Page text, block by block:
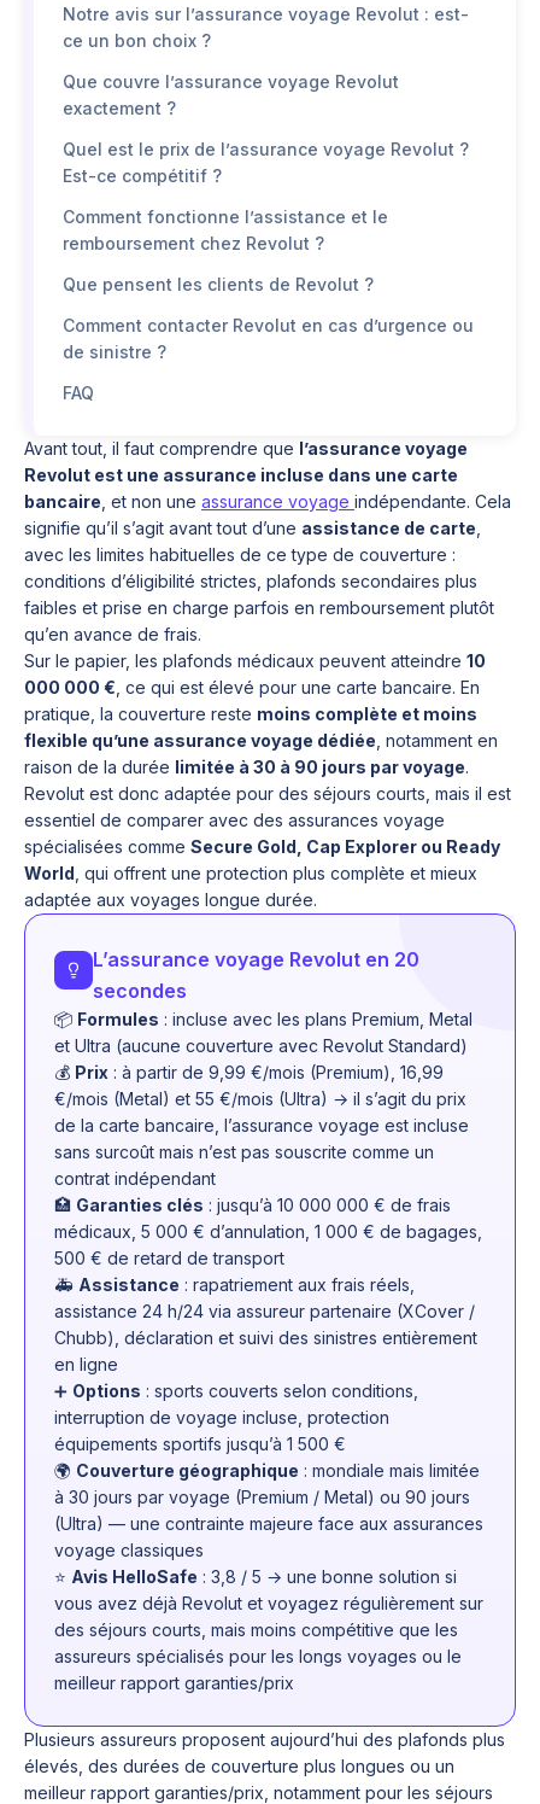
Avant tout, il faut comprendre que l’assurance voyage
Revolut est une assurance incluse dans une carte
bancaire , et non une assurance voyage indépendante. Cela
signifie qu’il s’agit avant tout d’une assistance de carte
avec les limites habituelles de ce type de couverture :
conditions d’éligibilité strictes, plafonds secondaires plus
faibles et prise en charge parfois en remboursement plutôt
qu’en avance de frais.
Sur le papier, les plafonds médicaux peuvent atteindre 10
000 000 € , ce qui est élevé pour une carte bancaire. En
pratique, la couverture reste moins complète et moins
flexible qu’une assurance voyage dédiée , notamment en
raison de la durée limitée à 30 à 90 jours par voyage.
Revolut est donc adaptée pour des séjours courts, mais il est
essentiel de comparer avec des assurances voyage
spécialisées comme Secure Gold, Cap Explorer ou Ready
World , qui offrent une protection plus complète et mieux
adaptée aux voyages longue durée.
L’assurance voyage Revolut en 20
secondes
📦 Formules : incluse avec les plans Premium, Metal
et Ultra (aucune couverture avec Revolut Standard)
💰 Prix : à partir de 9,99 €/mois (Premium), 16,99
€/mois (Metal) et 55 €/mois (Ultra) → il s’agit du prix
de la carte bancaire, l’assurance voyage est incluse
sans surcoût mais n’est pas souscrite comme un
contrat indépendant
🏥 Garanties clés : jusqu’à 10 000 000 € de frais
médicaux, 5 000 € d’annulation, 1 000 € de bagages,
500 € de retard de transport
🚑 Assistance : rapatriement aux frais réels,
assistance 24 h/24 via assureur partenaire (XCover /
Chubb), déclaration et suivi des sinistres entièrement
en ligne
➕ Options : sports couverts selon conditions,
interruption de voyage incluse, protection
équipements sportifs jusqu’à 1 500 €
🌍 Couverture géographique : mondiale mais limitée
à 30 jours par voyage (Premium / Metal) ou 90 jours
(Ultra) — une contrainte majeure face aux assurances
voyage classiques
⭐ Avis HelloSafe : 3,8 / 5 → une bonne solution si
vous avez déjà Revolut et voyagez régulièrement sur
des séjours courts, mais moins compétitive que les
assureurs spécialisés pour les longs voyages ou le
meilleur rapport garanties/prix
Plusieurs assureurs proposent aujourd’hui des plafonds plus
élevés, des durées de couverture plus longues ou un
meilleur rapport garanties/prix, notamment pour les séjours
Notre avis sur l’assurance voyage Revolut : est-
ce un bon choix ?
Que couvre l’assurance voyage Revolut
exactement ?
Quel est le prix de l’assurance voyage Revolut ?
Est-ce compétitif ?
Comment fonctionne l’assistance et le
remboursement chez Revolut ?
Que pensent les clients de Revolut ?
Comment contacter Revolut en cas d’urgence ou
de sinistre ?
FAQ